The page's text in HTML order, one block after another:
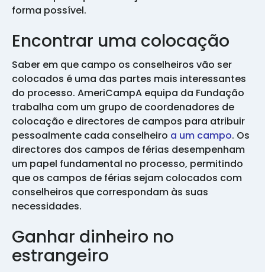
forma possível.
Encontrar uma colocação
Saber em que campo os conselheiros vão ser
colocados é uma das partes mais interessantes
do processo. AmeriCampA equipa da Fundação
trabalha com um grupo de coordenadores de
colocação e directores de campos para atribuir
pessoalmente cada conselheiro a um campo. Os
directores dos campos de férias desempenham
um papel fundamental no processo, permitindo
que os campos de férias sejam colocados com
conselheiros que correspondam às suas
necessidades.
Ganhar dinheiro no
estrangeiro